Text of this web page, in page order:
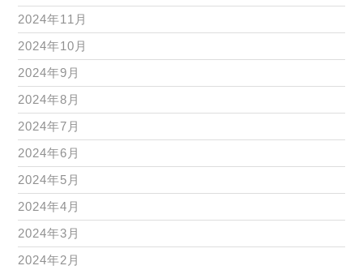
2024年11月
2024年10月
2024年9月
2024年8月
2024年7月
2024年6月
2024年5月
2024年4月
2024年3月
2024年2月